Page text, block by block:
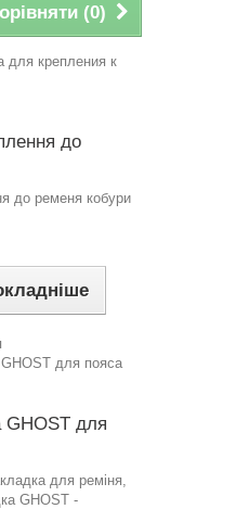
(0)
до
до ременя кобури
GHOST для
для реміня,
GHOST -